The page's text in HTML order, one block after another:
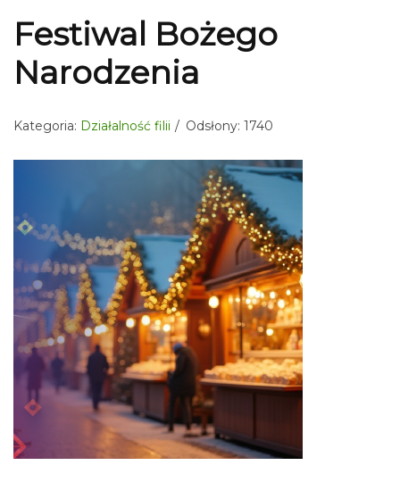
Festiwal Bożego
Narodzenia
Kategoria: Działalność filii Odsłony: 1740